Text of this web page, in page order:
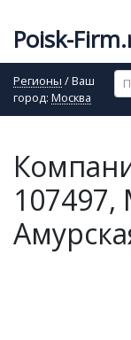
Poisk-
Регионы / Ваш
город: Москва
107497,